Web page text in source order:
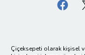
Çiçeksepeti olarak kişisel